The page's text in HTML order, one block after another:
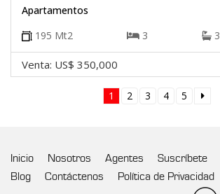
Apartamentos
195 Mt2 3 3
Venta: US$ 350,000
1 2 3 4 5
Inicio Nosotros Agentes Suscríbete
Blog
Contáctenos Política de Privacidad